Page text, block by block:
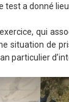
test a donné
qui
situation de
particulier